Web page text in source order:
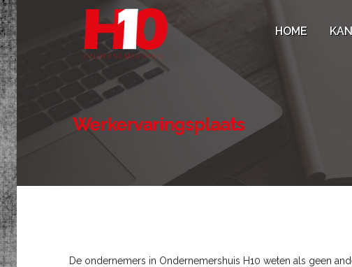
HOME
Werkervaringsplaats
De ondernemers in Ondernemershuis H10 weten als geen